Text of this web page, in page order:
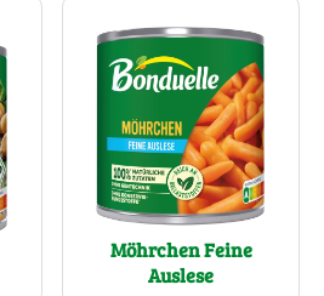
Möhrchen Feine
Auslese